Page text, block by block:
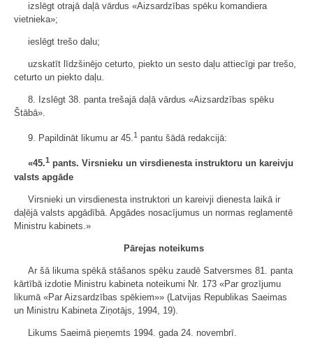
izslēgt otrajā daļā vārdus «Aizsardzības spēku komandiera
vietnieka»;
ieslēgt trešo dalu;
uzskatīt līdzšinējo ceturto, piekto un sesto daļu attiecīgi par trešo,
ceturto un piekto daļu.
8. Izslēgt 38. panta trešajā daļā vārdus «Aizsardzības spēku
Štābā».
9. Papildināt likumu ar 45.1 pantu šādā redakcijā:
«45.1
pants. Virsnieku un virsdienesta instruktoru un kareivju
valsts apgāde
Virsnieki un virsdienesta instruktori un kareivji dienesta laikā ir
daļējā valsts apgādībā. Apgādes nosacījumus un normas reglamentē
Ministru kabinets.»
Pārejas noteikums
Ar šā likuma spēkā stāšanos spēku zaudē Satversmes 81. panta
kārtībā izdotie Ministru kabineta noteikumi Nr. 173 «Par grozījumu
likumā «Par Aizsardzības spēkiem»» (Latvijas Republikas Saeimas
un Ministru Kabineta Ziņotājs, 1994, 19).
Likums Saeimā pieņemts 1994. gada 24. novembrī.